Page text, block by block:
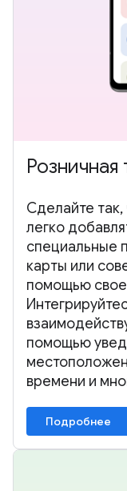
Розничная
Сделайте
легко
специальные
карты или
помощью
помощью
времени и
Подробнее